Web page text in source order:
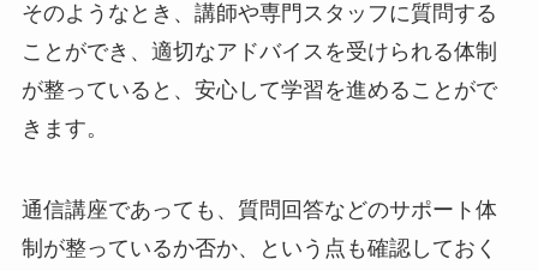
そのようなとき、講師や専門スタッフに質問する
ことができ、適切なアドバイスを受けられる体制
が整っていると、安心して学習を進めることがで
きます。
通信講座であっても、質問回答などのサポート体
制が整っているか否か、という点も確認しておく